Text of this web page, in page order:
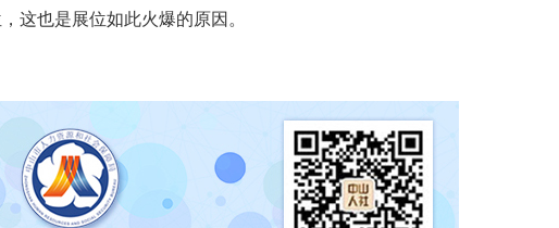
这也是展位如此火爆的原因。